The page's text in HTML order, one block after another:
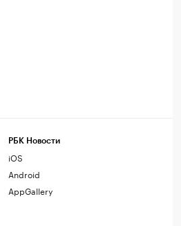
РБК Новости
iOS
Android
AppGallery